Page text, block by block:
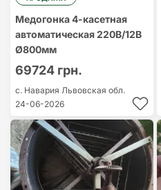
Медогонка 4-касетная
автоматическая 220В/12В
Ø800мм
69724 грн.
с. Навария Львовская обл.
24-06-2026